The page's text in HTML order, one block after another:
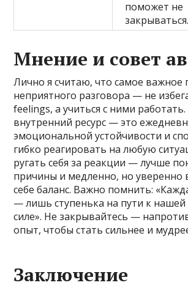
поможет не
закрываться.
Мнение и совет
Лично я считаю, что самое важное
неприятного разговора — не
feelings, а учиться с ними
внутренний ресурс — это
эмоциональной устойчивости и
гибко реагировать на любую
ругать себя за реакции — лучше
причины и медленно, но уверенно
себе баланс. Важно помнить:
— лишь ступенька на пути к
силе». Не закрывайтесь —
опыт, чтобы стать сильнее и
Заключение